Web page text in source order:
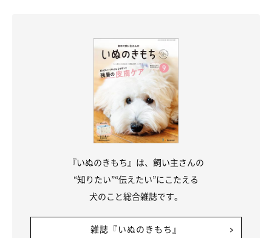
のんびりやの愛犬にはペースにつきあって
1・しつけは地道にコツコツ行おう
このタイプはマイペースなので、しつけに時間がかかりがち。愛
て、楽しい気持ちにさせてくださいね。
『いぬのきもち』は、飼い主さんの
“知りたい”“伝えたい”にこたえる
犬のこと総合雑誌です。
雑誌『いぬのきもち』